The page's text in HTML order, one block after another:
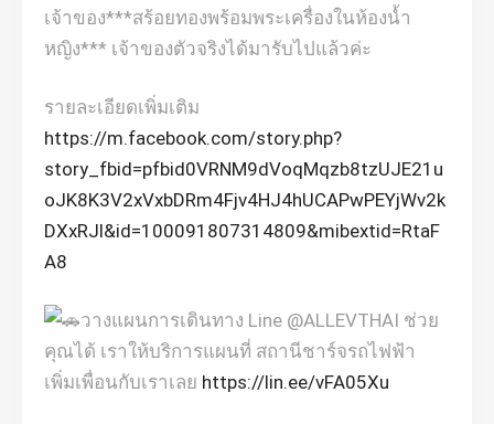
เจ้าของ***สร้อยทองพร้อมพระเครื่องในห้องน้ำ
หญิง*** เจ้าของตัวจริงได้มารับไปแล้วค่ะ
รายละเอียดเพิ่มเติม
https://m.facebook.com/story.php?
story_fbid=pfbid0VRNM9dVoqMqzb8tzUJE21u
oJK8K3V2xVxbDRm4Fjv4HJ4hUCAPwPEYjWv2k
DXxRJl&id=100091807314809&mibextid=RtaF
A8
วางแผนการเดินทาง Line @ALLEVTHAI ช่วย
คุณได้ เราให้บริการแผนที่ สถานีชาร์จรถไฟฟ้า
เพิ่มเพื่อนกับเราเลย https://lin.ee/vFA05Xu